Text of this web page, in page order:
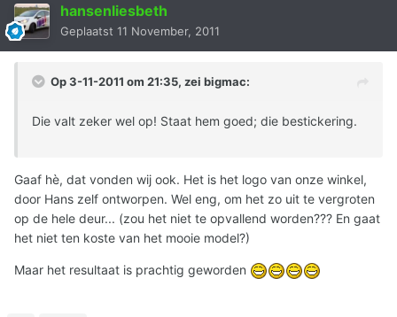
hansenliesbeth
Geplaatst 11 November, 2011
Op 3-11-2011 om 21:35, zei bigmac:
Die valt zeker wel op! Staat hem goed; die bestickering.
Gaaf hè, dat vonden wij ook. Het is het logo van onze winkel,
door Hans zelf ontworpen. Wel eng, om het zo uit te vergroten
op de hele deur... (zou het niet te opvallend worden??? En gaat
het niet ten koste van het mooie model?)
Maar het resultaat is prachtig geworden